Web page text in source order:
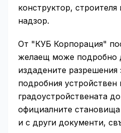
конструктор, строителя
надзор.
От "КУБ Корпорация"
желаещ може подробно
издадените разрешения
подробния устройствен
градоустройствената
официалните
и с други документи,